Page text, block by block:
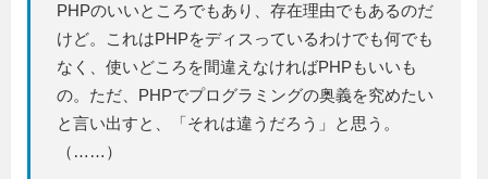
PHPのいいところでもあり、存在理由でもあるのだ
けど。これはPHPをディスっているわけでも何でも
なく、使いどころを間違えなければPHPもいいも
の。ただ、PHPでプログラミングの奥義を究めたい
と言い出すと、「それは違うだろう」と思う。
（……）